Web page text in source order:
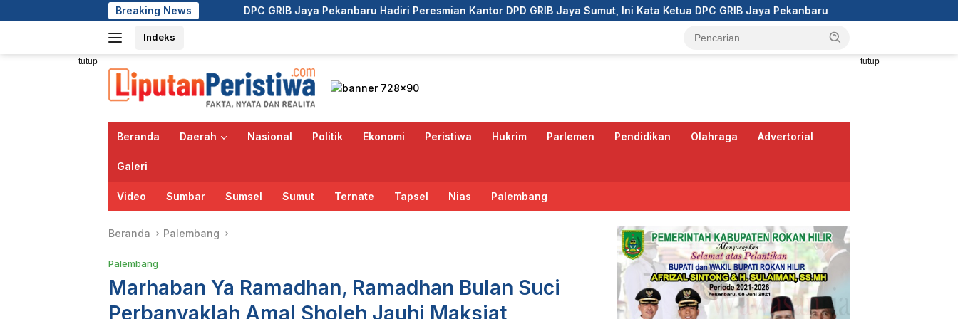
ke
Breaking News
DPC GRIB Jaya Pekanbaru Hadiri Peresmian Kantor DPD GRIB Jaya Sumut, Ini Kata Ketua DPC GRIB Jaya Pekanbaru Wali Kota Pekanbaru Ajak RT/RW
Indeks
tutup tutup
Beranda Daerah Nasional Politik Ekonomi Peristiwa Hukrim Parlemen Pendidikan Olahraga Advertorial
Galeri
Video Sumbar Sumsel Sumut Ternate Tapsel Nias Palembang
Beranda Palembang
Palembang
Marhaban Ya Ramadhan, Ramadhan Bulan Suci
Perbanyaklah Amal Sholeh Jauhi Maksiat